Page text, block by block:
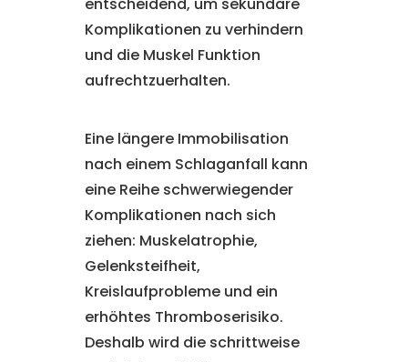
Komplikationen zu verhindern
und die Muskel Funktion
aufrechtzuerhalten.
Eine längere Immobilisation
nach einem Schlaganfall kann
eine Reihe schwerwiegender
Komplikationen nach sich
ziehen: Muskelatrophie,
Gelenksteifheit,
Kreislaufprobleme und ein
erhöhtes Thromboserisiko.
Deshalb wird die schrittweise